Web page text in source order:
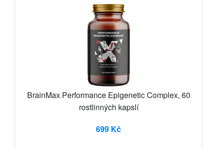
BrainMax Performance Epigenetic Complex, 60
rostlinných kapslí
699 Kč